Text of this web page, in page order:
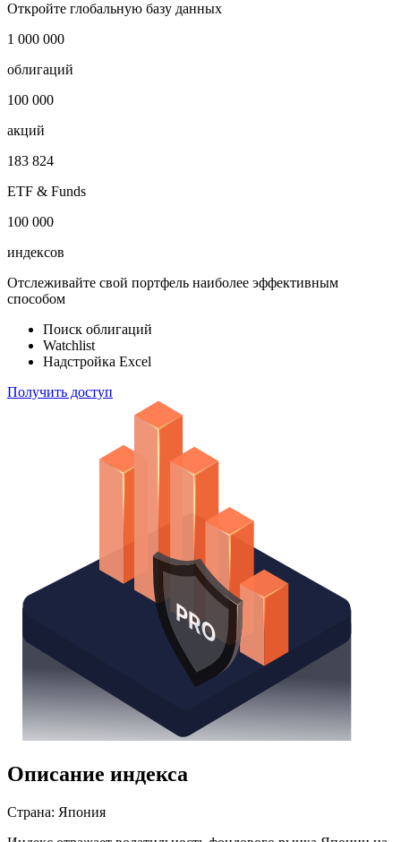
Откройте глобальную базу данных
1 000 000
облигаций
100 000
акций
183 824
ETF & Funds
100 000
индексов
Отслеживайте свой портфель наиболее эффективным
способом
Поиск облигаций
Watchlist
Надстройка Excel
Получить доступ
Описание индекса
Страна: Япония